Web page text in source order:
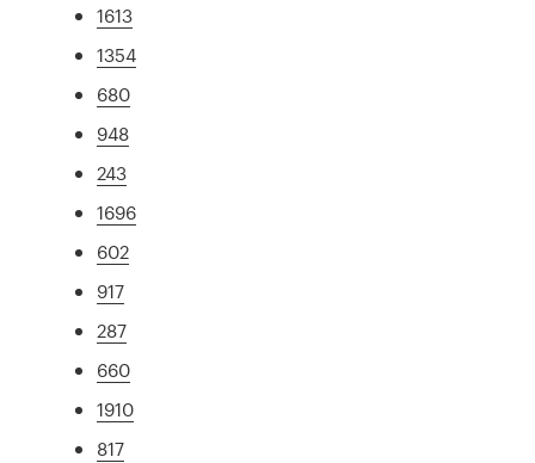
1613
1354
680
948
243
1696
602
917
287
660
1910
817